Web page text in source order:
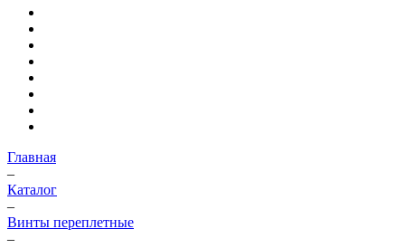
Главная
–
Каталог
–
Винты переплетные
–